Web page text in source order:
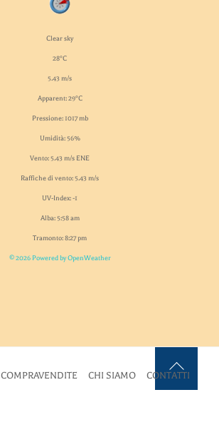
Clear sky
28°C
5.43 m/s
Apparent: 29°C
Pressione: 1017 mb
Umidità: 56%
Vento: 5.43 m/s ENE
Raffiche di vento: 5.43 m/s
UV-Index: -1
Alba: 5:58 am
Tramonto: 8:27 pm
© 2026 Powered by OpenWeather
Back
COMPRAVENDITE CHI SIAMO CONTATTI